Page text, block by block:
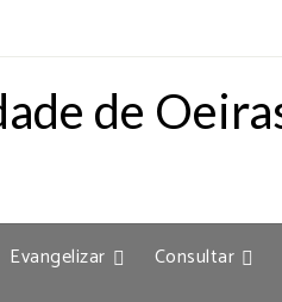
Evangelizar Consultar